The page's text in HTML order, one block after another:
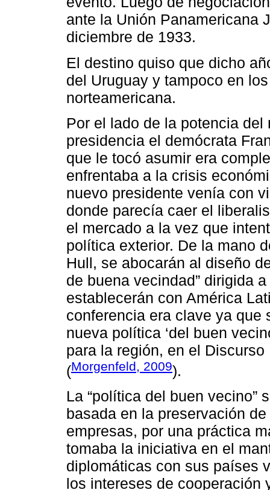
ante la Unión Panamericana
diciembre de 1933.
El destino quiso que dicho
del Uruguay y tampoco en
norteamericana.
Por el lado de la potencia
presidencia el demócrata
que le tocó asumir era
enfrentaba a la crisis
nuevo presidente venía con
donde parecía caer el
el mercado a la vez que
política exterior. De la mano
Hull, se abocarán al diseño
de buena vecindad” dirigida
establecerán con América
conferencia era clave ya que
nueva política ‘del buen
para la región, en el
(Morgenfeld, 2009).
La “política del buen vecino”
basada en la preservación
empresas, por una práctica
tomaba la iniciativa en el
diplomáticas con sus países
los intereses de cooperación